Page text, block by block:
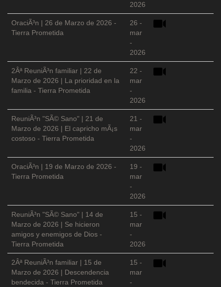
2026
OraciÃ³n | 26 de Marzo de 2026 -
Tierra Prometida
26 -
mar
-
2026
2Âª ReuniÃ³n familiar | 22 de
Marzo de 2026 | La prioridad en la
familia - Tierra Prometida
22 -
mar
-
2026
ReuniÃ³n "SÃ© Sano" | 21 de
Marzo de 2026 | El capricho mÃ¡s
costoso - Tierra Prometida
21 -
mar
-
2026
OraciÃ³n | 19 de Marzo de 2026 -
Tierra Prometida
19 -
mar
-
2026
ReuniÃ³n "SÃ© Sano" | 14 de
Marzo de 2026 | Se hicieron
amigos y enemigos de Dios -
Tierra Prometida
15 -
mar
-
2026
2Âª ReuniÃ³n familiar | 15 de
Marzo de 2026 | Descendencia
bendecida - Tierra Prometida
15 -
mar
-